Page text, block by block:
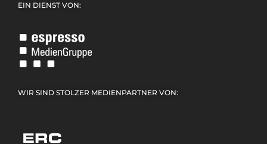
EIN DIENST VON:
WIR SIND STOLZER MEDIENPARTNER VON: